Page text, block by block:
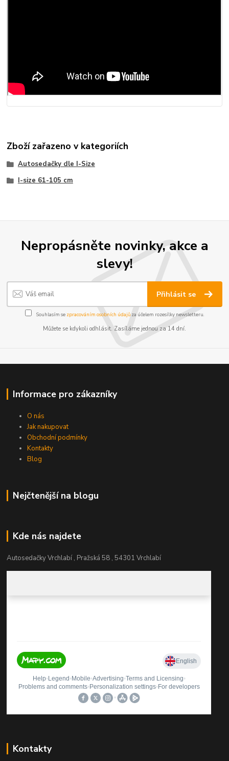
Zboží zařazeno v kategoriích
Autosedačky dle I-Size
I-size 61-105 cm
Nepropásněte novinky, akce a
slevy!
Přihlásit se
Souhlasím se zpracováním osobních údajůza účelem rozesílky newsletteru.
Můžete se kdykoli odhlásit. Zasíláme jednou za 14 dní.
Informace pro zákazníky
O nás
Jak nakupovat
Obchodní podmínky
Kontakty
Blog
Nejčtenější na blogu
Kde nás najdete
Autosedačky Vrchlabí , Pražská 58 , 54301 Vrchlabí
Kontakty